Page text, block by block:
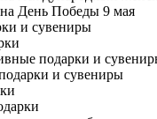
День Победы 9 мая
и сувениры
подарки и
и сувениры